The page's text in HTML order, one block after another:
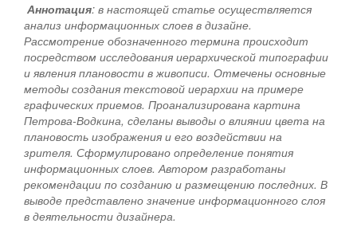
Аннотация: в настоящей статье осуществляется
анализ информационных слоев в дизайне.
Рассмотрение обозначенного термина происходит
посредством исследования иерархической типографии
и явления плановости в живописи. Отмечены основные
методы создания текстовой иерархии на примере
графических приемов. Проанализирована картина
Петрова-Водкина, сделаны выводы о влиянии цвета на
плановость изображения и его воздействии на
зрителя. Сформулировано определение понятия
информационных слоев. Автором разработаны
рекомендации по созданию и размещению последних. В
выводе представлено значение информационного слоя
в деятельности дизайнера.